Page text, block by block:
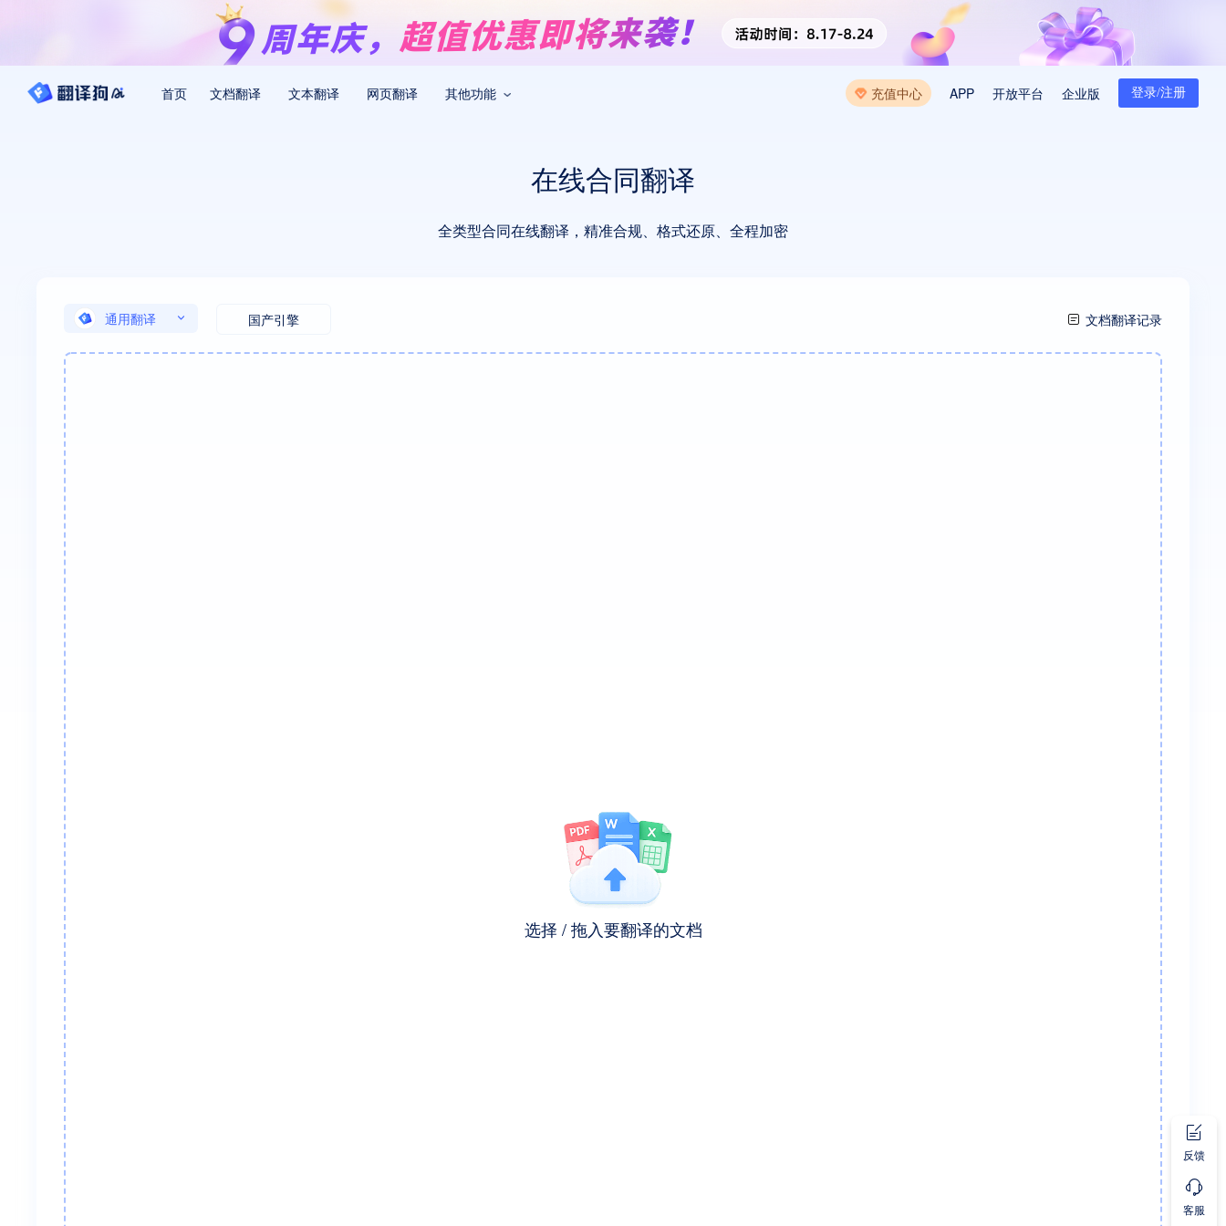
首页 文档翻译 文本翻译 网页翻译 其他功能 充值中心 APP 开放平台 企业版 登录/注册
在线合同翻译
全类型合同在线翻译，精准合规、格式还原、全程加密
通用翻译 国产引擎 文档翻译记录
选择 / 拖入要翻译的文档
反馈
客服